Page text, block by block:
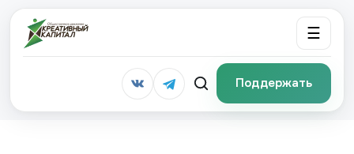
☰
Поддержать